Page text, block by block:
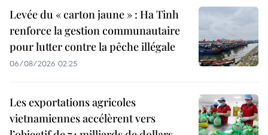
Levée du « carton jaune » : Ha Tinh
renforce la gestion communautaire
pour lutter contre la pêche illégale
06/08/2026 02:25
Les exportations agricoles
vietnamiennes accélèrent vers